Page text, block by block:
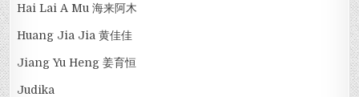
Hai Lai A Mu 海来阿木
Huang Jia Jia 黄佳佳
Jiang Yu Heng 姜育恒
Judika